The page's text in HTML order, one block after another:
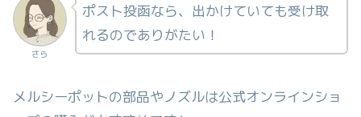
さら
ポスト投函なら、出かけていても受け取
れるのでありがたい！
メルシーポットの部品やノズルは公式オンラインショ